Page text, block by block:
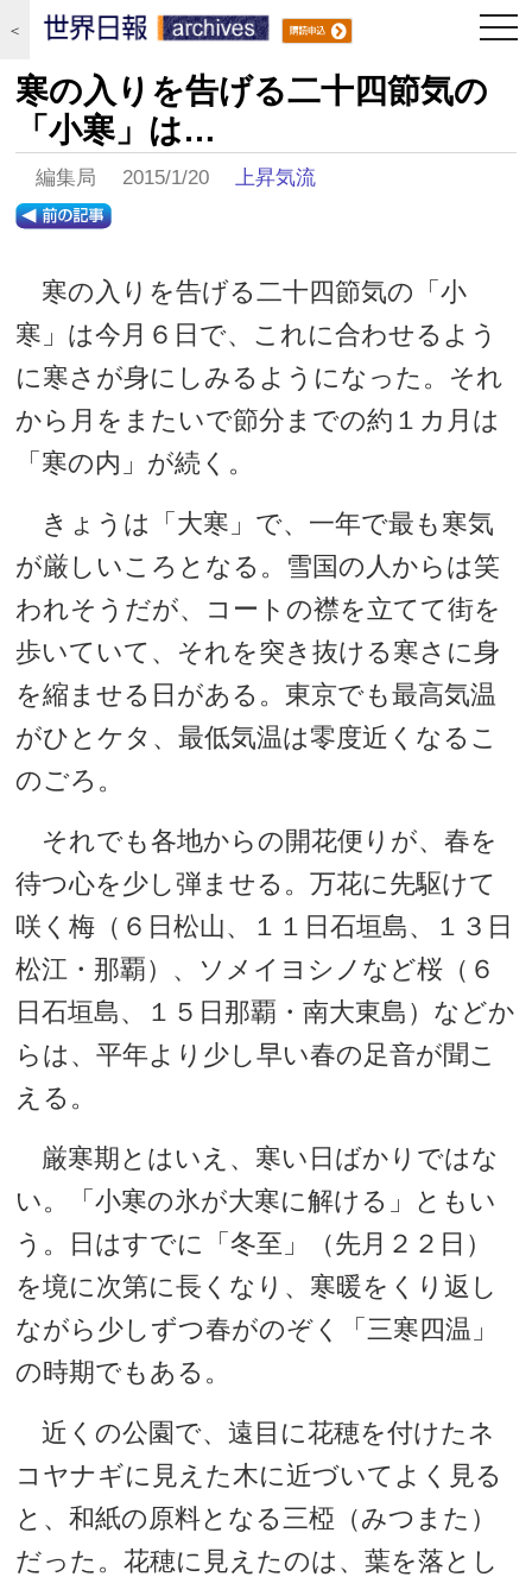
＜
寒の入りを告げる二十四節気の
「小寒」は…
編集局 2015/1/20上昇気流
寒の入りを告げる二十四節気の「小
寒」は今月６日で、これに合わせるよう
に寒さが身にしみるようになった。それ
から月をまたいで節分までの約１カ月は
「寒の内」が続く。
きょうは「大寒」で、一年で最も寒気
が厳しいころとなる。雪国の人からは笑
われそうだが、コートの襟を立てて街を
歩いていて、それを突き抜ける寒さに身
を縮ませる日がある。東京でも最高気温
がひとケタ、最低気温は零度近くなるこ
のごろ。
それでも各地からの開花便りが、春を
待つ心を少し弾ませる。万花に先駆けて
咲く梅（６日松山、１１日石垣島、１３日
松江・那覇）、ソメイヨシノなど桜（６
日石垣島、１５日那覇・南大東島）などか
らは、平年より少し早い春の足音が聞こ
える。
厳寒期とはいえ、寒い日ばかりではな
い。「小寒の氷が大寒に解ける」ともい
う。日はすでに「冬至」（先月２２日）
を境に次第に長くなり、寒暖をくり返し
ながら少しずつ春がのぞく「三寒四温」
の時期でもある。
近くの公園で、遠目に花穂を付けたネ
コヤナギに見えた木に近づいてよく見る
と、和紙の原料となる三椏（みつまた）
だった。花穂に見えたのは、葉を落とし